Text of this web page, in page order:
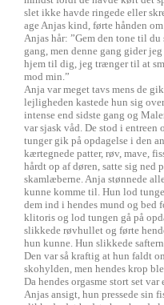
slet ikke havde ringede eller
age Anjas kind, førte hånden
Anjas hår: ”Gem den tone til
gang, men denne gang gider
hjem til dig, jeg trænger til at
mod min.”
Anja var meget tavs mens de
lejligheden kastede hun sig
intense end sidste gang og
var sjask våd. De stod i entreen
tunger gik på opdagelse i den
kærtegnede patter, røv, mave,
hårdt op af døren, satte sig ned
skamlæberne. Anja stønnede
kunne komme til. Hun lod
dem ind i hendes mund og
klitoris og lod tungen gå på
slikkede røvhullet og førte
hun kunne. Hun slikkede
Den var så kraftig at hun faldt
skohylden, men hendes krop
Da hendes orgasme stort set
Anjas ansigt, hun pressede sin